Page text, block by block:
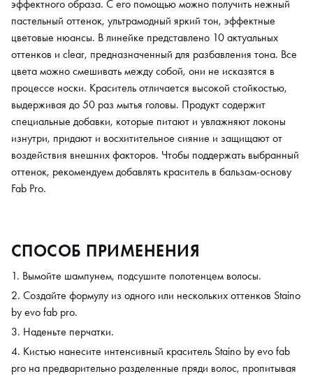
эффектного образа. С его помощью можно получить нежный
пастельный оттенок, ультрамодный яркий тон, эффектные
цветовые нюансы. В линейке представлено 10 актуальных
оттенков и clear, предназначенный для разбавления тона. Все
цвета можно смешивать между собой, они не исказятся в
процессе носки. Краситель отличается высокой стойкостью,
выдерживая до 50 раз мытья головы. Продукт содержит
специальные добавки, которые питают и увлажняют локоны
изнутри, придают и восхитительное сияние и защищают от
воздействия внешних факторов. Чтобы поддержать выбранный
оттенок, рекомендуем добавлять краситель в бальзам-основу
Fab Pro.
СПОСОБ ПРИМЕНЕНИЯ
Вымойте шампунем, подсушите полотенцем волосы.
Создайте формулу из одного или нескольких оттенков Staino
by evo fab pro.
Наденьте перчатки.
Кистью нанесите интенсивный краситель Staino by evo fab
pro на предварительно разделенные пряди волос, пропитывая